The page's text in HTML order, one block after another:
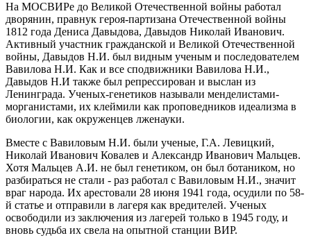
На МОСВИРе до Великой Отечественной войны работал
дворянин, правнук героя-партизана Отечественной войны
1812 года Дениса Давыдова, Давыдов Николай Иванович.
Активный участник гражданской и Великой Отечественной
войны, Давыдов Н.И. был видным ученым и последователем
Вавилова Н.И. Как и все сподвижники Вавилова Н.И.,
Давыдов Н.И также был репрессирован и выслан из
Ленинграда. Ученых-генетиков называли менделистами-
морганистами, их клеймили как проповедников идеализма в
биологии, как окруженцев лженауки.
Вместе с Вавиловым Н.И. были ученые, Г.А. Левицкий,
Николай Иванович Ковалев и Александр Иванович Мальцев.
Хотя Мальцев А.И. не был генетиком, он был ботаником, но
разбираться не стали - раз работал с Вавиловым Н.И., значит
враг народа. Их арестовали 28 июня 1941 года, осудили по 58-
й статье и отправили в лагеря как вредителей. Ученых
освободили из заключения из лагерей только в 1945 году, и
вновь судьба их свела на опытной станции ВИР.